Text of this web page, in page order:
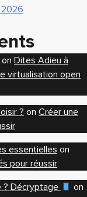
2026
on Dites Adieu à
virtualisation open
? on Créer une
essentielles on
pour réussir
? Décryptage
on